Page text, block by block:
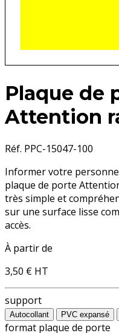
Plaque de
Attention
Réf. PPC-15047-100
Informer votre
plaque de porte
très simple et
sur une surface lisse
accès.
À partir de
3,50 € HT
support
Autocollant PVC expansé
format plaque de porte